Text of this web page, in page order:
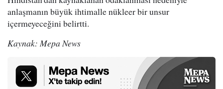
anlaşmanın büyük ihtimalle nükleer bir unsur
içermeyeceğini belirtti.
Kaynak: Mepa News